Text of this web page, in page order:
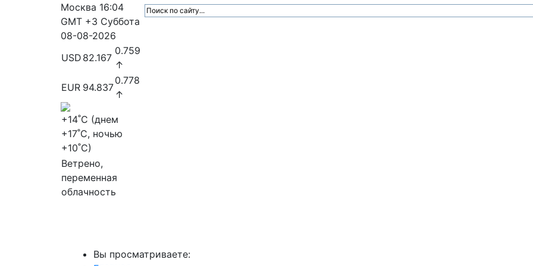
Москва 16:04
GMT +3 Суббота
08-08-2026
USD 82.167
0.759
↑
EUR 94.837
0.778
↑
+14˚C (днем
+17˚C, ночью
+10˚C)
Ветрено,
переменная
облачность
Вы просматриваете: